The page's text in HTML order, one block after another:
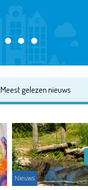
Meest gelezen nieuws
Nieuws